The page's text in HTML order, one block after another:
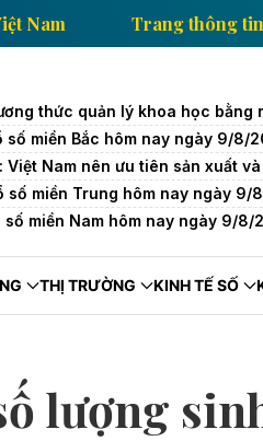
tấn xã Việt Nam
thức quản lý khoa học bằng
số miền Bắc hôm nay ngày 9/8/
Việt Nam nên ưu tiên sản xuất
số miền Trung hôm nay ngày
số miền Nam hôm nay ngày 9/
THỊ TRƯỜNG KINH TẾ SỐ
lượng